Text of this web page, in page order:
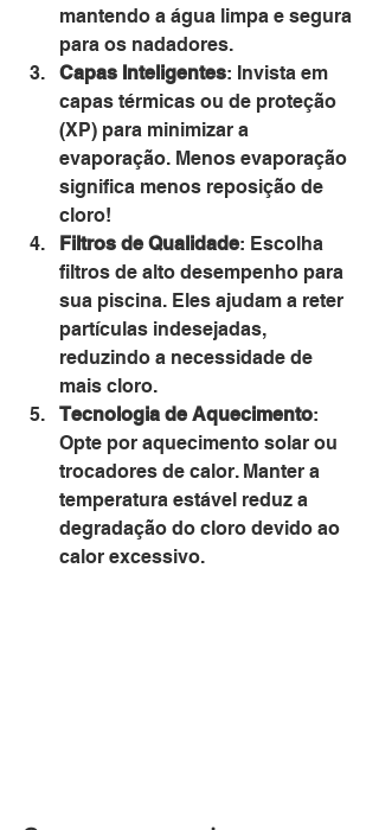
mantendo a água limpa e segura
para os nadadores.
Capas Inteligentes: Invista em
capas térmicas ou de proteção
(XP) para minimizar a
evaporação. Menos evaporação
significa menos reposição de
cloro!
Filtros de Qualidade: Escolha
filtros de alto desempenho para
sua piscina. Eles ajudam a reter
partículas indesejadas,
reduzindo a necessidade de
mais cloro.
Tecnologia de Aquecimento:
Opte por aquecimento solar ou
trocadores de calor. Manter a
temperatura estável reduz a
degradação do cloro devido ao
calor excessivo.